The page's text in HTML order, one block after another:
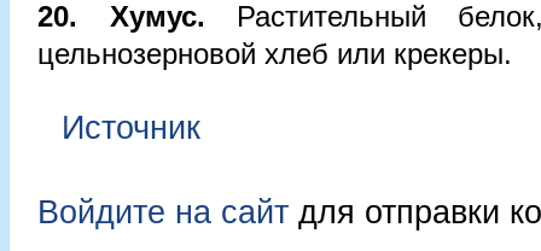
20. Хумус. Растительный
цельнозерновой хлеб или крекеры.
Источник
Войдите на сайт для отправки